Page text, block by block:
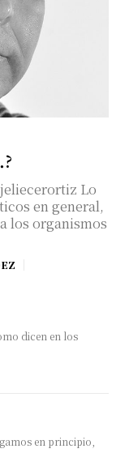
en general,
los organismos